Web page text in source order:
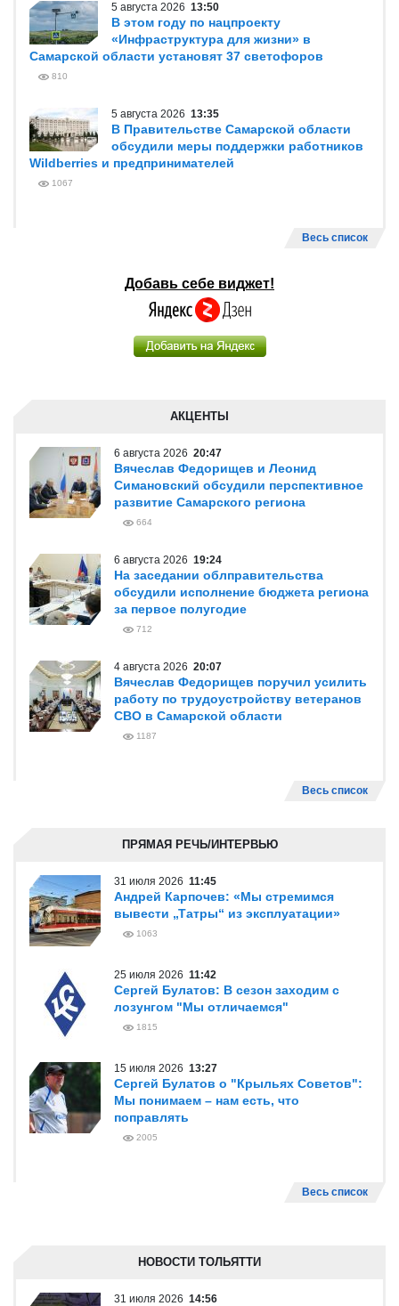
5 августа 2026 13:50
В этом году по нацпроекту
«Инфраструктура для жизни» в
Самарской области установят 37 светофоров
810
5 августа 2026 13:35
В Правительстве Самарской области
обсудили меры поддержки работников
Wildberries и предпринимателей
1067
Весь список
Добавь себе виджет!
АКЦЕНТЫ
6 августа 2026 20:47
Вячеслав Федорищев и Леонид
Симановский обсудили перспективное
развитие Самарского региона
664
6 августа 2026 19:24
На заседании облправительства
обсудили исполнение бюджета региона
за первое полугодие
712
4 августа 2026 20:07
Вячеслав Федорищев поручил усилить
работу по трудоустройству ветеранов
СВО в Самарской области
1187
Весь список
ПРЯМАЯ РЕЧЬ/ИНТЕРВЬЮ
31 июля 2026 11:45
Андрей Карпочев: «Мы стремимся
вывести „Татры“ из эксплуатации»
1063
25 июля 2026 11:42
Сергей Булатов: В сезон заходим с
лозунгом "Мы отличаемся"
1815
15 июля 2026 13:27
Сергей Булатов о "Крыльях Советов":
Мы понимаем – нам есть, что
поправлять
2005
Весь список
НОВОСТИ ТОЛЬЯТТИ
31 июля 2026 14:56